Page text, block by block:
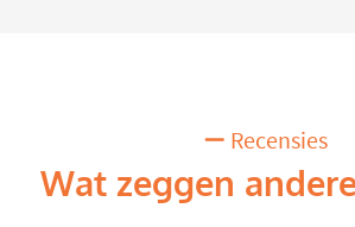
Recensies
Wat zeggen